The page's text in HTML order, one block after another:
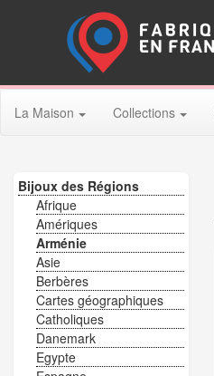
La Maison Collections
Bijoux des Régions
Afrique
Amériques
Arménie
Asie
Berbères
Cartes géographiques
Catholiques
Danemark
Egypte